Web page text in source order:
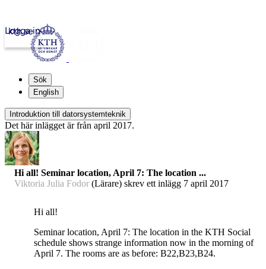
kth.se
Logga in
Sök
English
Introduktion till datorsystemteknik
Det här inlägget är från april 2017.
Hi all! Seminar location, April 7: The location ...
Viktoria Julia Fodor (Lärare) skrev ett inlägg 7 april 2017
Hi all!
Seminar location, April 7: The location in the KTH Social
schedule shows strange information now in the morning of
April 7. The rooms are as before: B22,B23,B24.